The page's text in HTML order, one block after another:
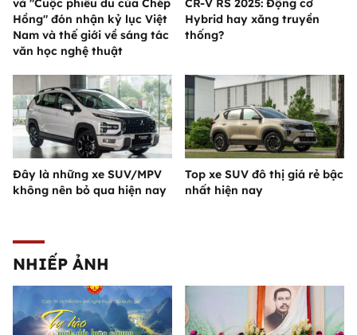
và "Cuộc phiêu du của Chép
Hồng" đón nhận kỷ lục Việt
Nam và thế giới về sáng tác
văn học nghệ thuật
CR-V RS 2025: Động cơ
Hybrid hay xăng truyền
thống?
Đây là những xe SUV/MPV
không nên bỏ qua hiện nay
Top xe SUV đô thị giá rẻ bậc
nhất hiện nay
NHIẾP ẢNH